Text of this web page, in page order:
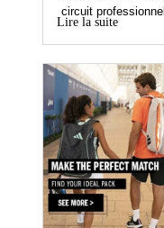
circuit professionnel.
Lire la suite